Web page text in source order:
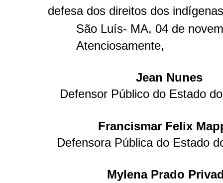
defesa dos direitos dos
São Luís- MA, 04 de
Atenciosamente,
Jean Nunes
Defensor Público do Estado
Francismar Felix
Defensora Pública do Estado
Mylena Prado